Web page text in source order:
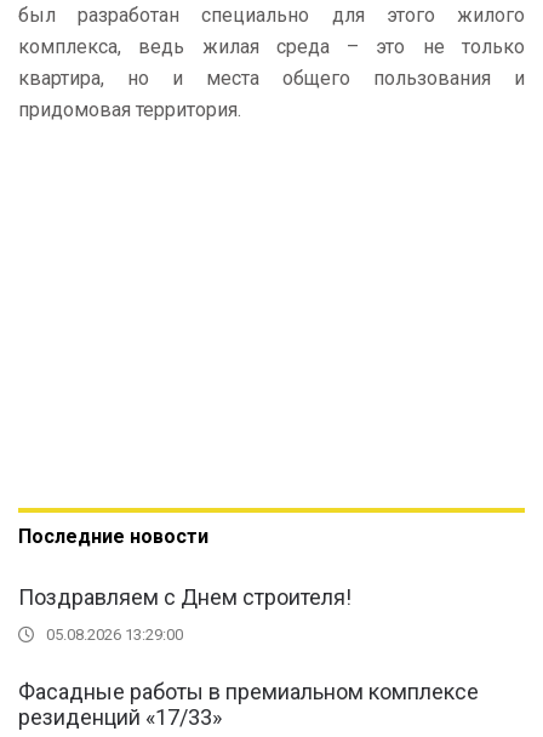
был разработан специально для этого жилого
комплекса, ведь жилая среда – это не только
квартира, но и места общего пользования и
придомовая территория.
Последние новости
Поздравляем с Днем строителя!
05.08.2026 13:29:00
Фасадные работы в премиальном комплексе
резиденций «17/33»